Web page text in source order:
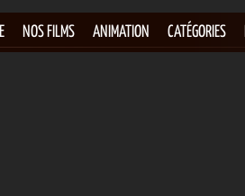
NOS FILMS ANIMATION CATÉGORIES